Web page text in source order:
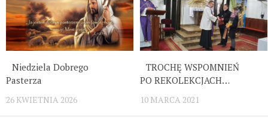
Niedziela Dobrego
Pasterza
26 KWIETNIA 2026
TROCHĘ WSPOMNIEŃ
PO REKOLEKCJACH…
10 MARCA 2021